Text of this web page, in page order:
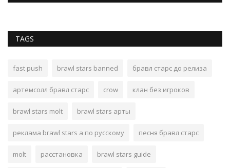
TAGS
fast push brawl stars banned бравл старс до релиза
артемсолл бравл старс crow клан без игроков
brawl stars molt brawl stars арты
реклама brawl stars а по русскому песня бравл старс
molt расстановка brawl stars guide